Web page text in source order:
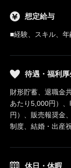
想定給与
■経験、スキル、
待遇・福利厚
財形貯蓄、退職金
あたり5,000円）
円）、販売報奨金
制度、結婚・出産
休日・休暇